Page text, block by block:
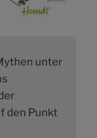
unter
den Punkt